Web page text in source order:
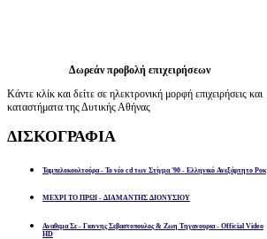
Δωρεάν προβολή επιχειρήσεων
Κάντε κλίκ και δείτε σε ηλεκτρονική μορφή επιχειρήσεις και
καταστήματα της Δυτικής Αθήνας
ΔΙΣΚΟΓΡΑΦΙΑ
Ταμπελοκουλτούρα - Το νέο cd των Στίγμα '90 - Ελληνικό Ανεξάρτητο Ροκ
ΜΕΧΡΙ ΤΟ ΠΡΩΙ - ΔΙΑΜΑΝΤΗΣ ΔΙΟΝΥΣΙΟΥ
Αναθεμα Σε - Γιαννης Σεβαστοπουλος & Ζωη Τηγανουρια - Official Video
HD